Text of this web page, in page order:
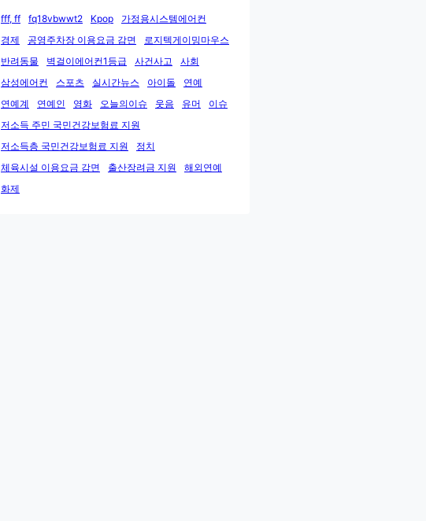
fff, ff fq18vbwwt2 Kpop
가정용시스템에어컨
경제
공영주차장 이용요금 감면
로지텍게이밍마우스
반려동물
벽걸이에어컨1등급 사건사고
사회
삼성에어컨
스포츠 실시간뉴스 아이돌
연예
연예계
연예인 영화 오늘의이슈 웃음 유머
이슈
저소득 주민 국민건강보험료 지원
저소득층 국민건강보험료 지원
정치
체육시설 이용요금 감면
출산장려금 지원
해외연예
화제